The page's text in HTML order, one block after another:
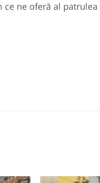
ne oferă al patrulea